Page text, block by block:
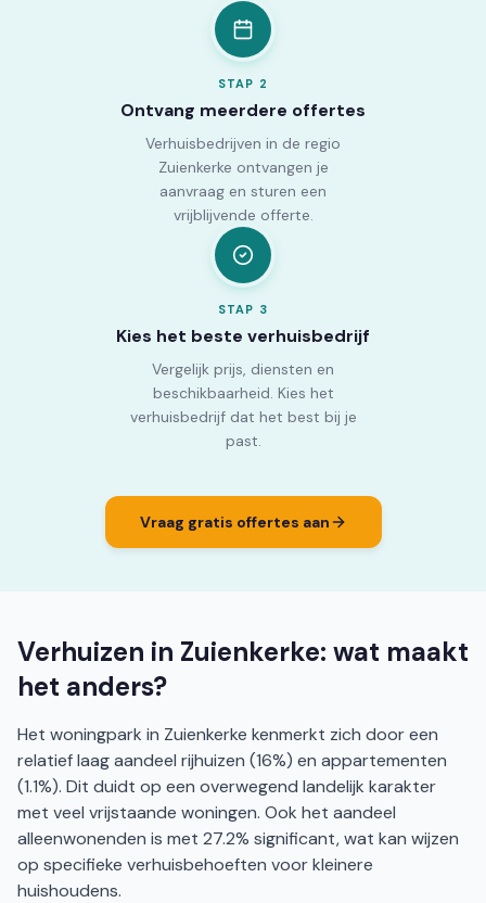
STAP 2
Ontvang meerdere offertes
Verhuisbedrijven in de regio
Zuienkerke ontvangen je
aanvraag en sturen een
vrijblijvende offerte.
STAP 3
Kies het beste verhuisbedrijf
Vergelijk prijs, diensten en
beschikbaarheid. Kies het
verhuisbedrijf dat het best bij je
past.
Vraag gratis offertes aan
Verhuizen in Zuienkerke: wat maakt
het anders?
Het woningpark in Zuienkerke kenmerkt zich door een
relatief laag aandeel rijhuizen (16%) en appartementen
(1.1%). Dit duidt op een overwegend landelijk karakter
met veel vrijstaande woningen. Ook het aandeel
alleenwonenden is met 27.2% significant, wat kan wijzen
op specifieke verhuisbehoeften voor kleinere
huishoudens.